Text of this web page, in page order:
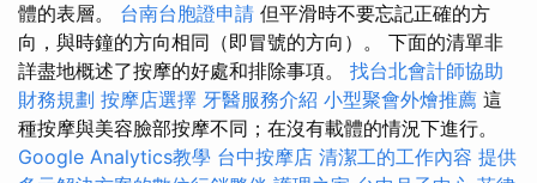
體的表層。 台南台胞證申請 但平滑時不要忘記正確的方
向，與時鐘的方向相同（即冒號的方向）。 下面的清單非
詳盡地概述了按摩的好處和排除事項。 找台北會計師協助
財務規劃 按摩店選擇 牙醫服務介紹 小型聚會外燴推薦 這
種按摩與美容臉部按摩不同；在沒有載體的情況下進行。
Google Analytics教學 台中按摩店 清潔工的工作內容 提供